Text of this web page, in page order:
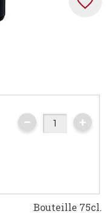
Bouteille 75cl.